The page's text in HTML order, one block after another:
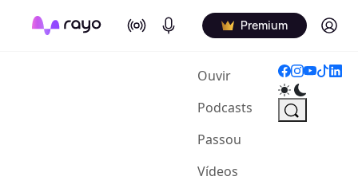
On Air Podcasts Premium Log in
Ouvir(current)
Podcasts
Passou
Vídeos